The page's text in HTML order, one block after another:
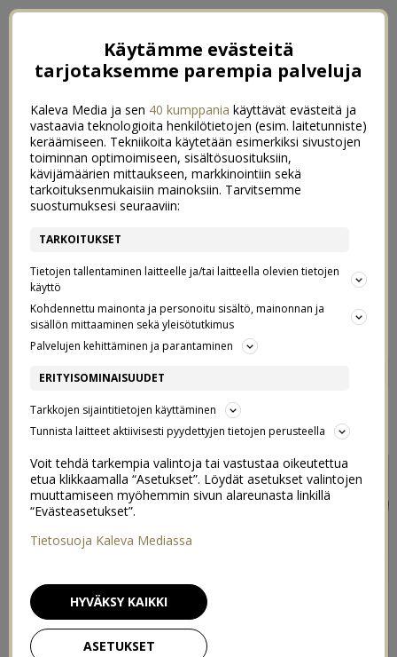
HIUSTENLEIKKUU JOKA
VANHENSI PARI VUOTTA
19/08/2020
Käytämme evästeitä
tarjotaksemme parempia palveluja
Kaleva Media ja sen 40 kumppania käyttävät evästeitä ja
vastaavia teknologioita henkilötietojen (esim. laitetunniste)
keräämiseen. Tekniikoita käytetään esimerkiksi sivustojen
toiminnan optimoimiseen, sisältösuosituksiin,
kävijämäärien mittaukseen, markkinointiin sekä
tarkoituksenmukaisiin mainoksiin. Tarvitsemme
suostumuksesi seuraaviin:
TARKOITUKSET
Tietojen tallentaminen laitteelle ja/tai laitteella olevien tietojen
käyttö
Kohdennettu mainonta ja personoitu sisältö, mainonnan ja
sisällön mittaaminen sekä yleisötutkimus
Palvelujen kehittäminen ja parantaminen
ERITYISOMINAISUUDET
Tarkkojen sijaintitietojen käyttäminen
Tunnista laitteet aktiivisesti pyydettyjen tietojen perusteella
Voit tehdä tarkempia valintoja tai vastustaa oikeutettua
etua klikkaamalla “Asetukset”. Löydät asetukset valintojen
muuttamiseen myöhemmin sivun alareunasta linkillä
“Evästeasetukset”.
Tietosuoja Kaleva Mediassa
ASETUKSET
HYVÄKSY KAIKKI